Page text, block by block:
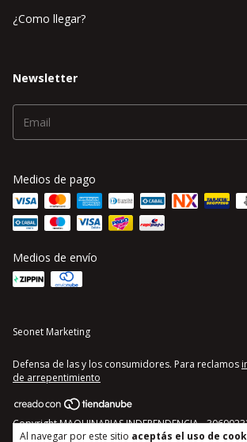
Al navegar por este sitio aceptás el uso de
¿Como llegar?
Newsletter
Medios de pago
Medios de envío
Seonet Marketing
Defensa de las y los consumidores. Para reclamos
de arrepentimiento
Copyright MAQUINARIAS INDEPENDENCIA -
los derechos reservados.